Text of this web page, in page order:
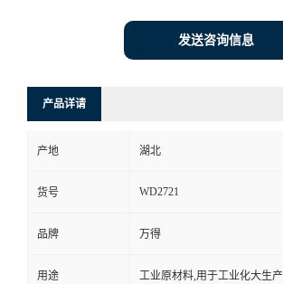
发送咨询信息
产品详请
产地 湖北
货号 WD2721
品牌 万得
用途 工业原材料,用于工业化大生产